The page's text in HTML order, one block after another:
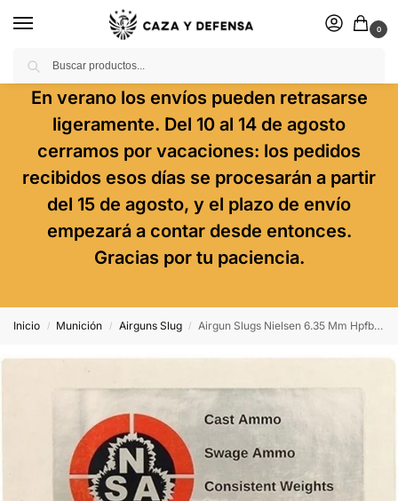
0
En verano los envíos pueden retrasarse
ligeramente. Del 10 al 14 de agosto
cerramos por vacaciones: los pedidos
recibidos esos días se procesarán a partir
del 15 de agosto, y el plazo de envío
empezará a contar desde entonces.
Gracias por tu paciencia.
Inicio / Munición / Airguns Slug / Airgun Slugs Nielsen 6.35 Mm Hpfb 29.5 Grain (.249)